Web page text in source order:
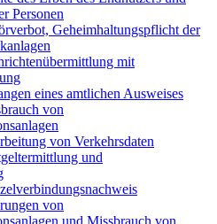
Personen
Geheimhaltungspflicht der
mit
eines amtlichen Ausweises
von
von Verkehrsdaten
und
von
und Missbrauch von